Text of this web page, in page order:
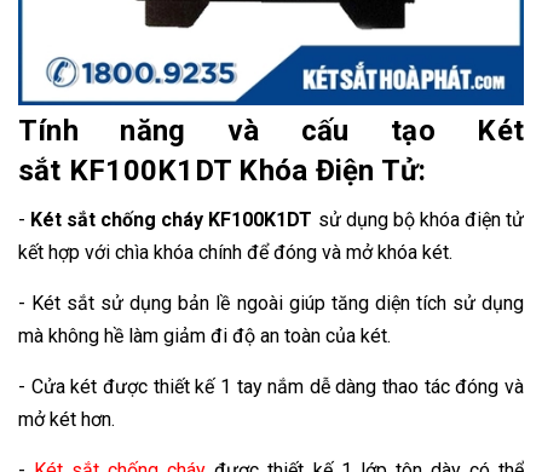
Tính năng và cấu tạo Két
sắt KF100K1DT Khóa Điện Tử:
- Két sắt chống cháy KF100K1DT sử dụng bộ khóa điện tử
kết hợp với chìa khóa chính để đóng và mở khóa két.
- Két sắt sử dụng bản lề ngoài giúp tăng diện tích sử dụng
mà không hề làm giảm đi độ an toàn của két.
- Cửa két được thiết kế 1 tay nắm dễ dàng thao tác đóng và
mở két hơn.